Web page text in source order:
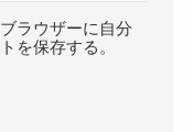
ラウザーに自分
を保存する。